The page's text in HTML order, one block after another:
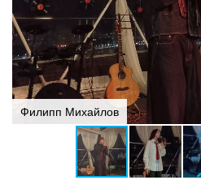
Филипп Михайлов